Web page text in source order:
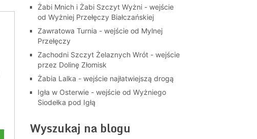
Żabi Mnich i Żabi Szczyt Wyżni - wejście
od Wyżniej Przełęczy Białczańskiej
Zawratowa Turnia - wejście od Mylnej
Przełęczy
Zachodni Szczyt Żelaznych Wrót - wejście
przez Dolinę Złomisk
Żabia Lalka - wejście najłatwiejszą drogą
Igła w Osterwie - wejście od Wyżniego
Siodełka pod Igłą
Wyszukaj na blogu